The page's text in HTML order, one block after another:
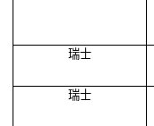
瑞士
瑞士